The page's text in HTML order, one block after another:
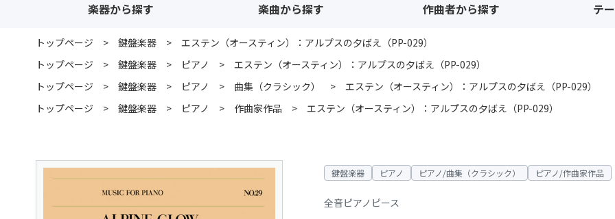
楽器から探す 楽曲から探す 作曲者から探す テ
トップページ 鍵盤楽器
エステン（オースティン）：アルプスの夕ばえ（PP-029）
トップページ
鍵盤楽器 ピアノ
エステン（オースティン）：アルプスの夕ばえ（PP-029）
トップページ
鍵盤楽器 ピアノ 曲集（クラシック）
エステン（オースティン）：アルプスの夕ばえ（PP-029）
トップページ
鍵盤楽器 ピアノ 作曲家作品 エステン（オースティン）：アルプスの夕ばえ（PP-029）
鍵盤楽器 ピアノ ピアノ/曲集（クラシック） ピアノ/作曲家作品
全音ピアノピース